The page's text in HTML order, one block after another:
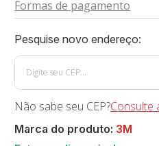
Formas de pagamento
Não sabe seu CEP?Consulte
Marca do produto: 3M